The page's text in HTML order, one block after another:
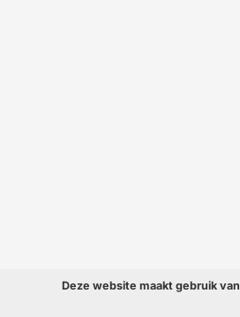
Deze website maakt gebruik van